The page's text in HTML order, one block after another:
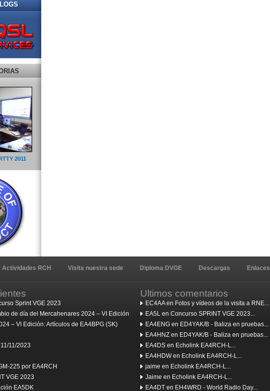
2011
Actividades RCH Visita nuestra sede Diploma DVGE Descargas Enlaces
Sprint VGE 2023
de día del Mercahenares 2024 – VI Edición
– VI Edición: Artículos de EA4BPG (SK)
11/2023
225 por EA4RCH
VGE 2023
EA5DK
Ultimos comentarios
EC4AA en Fotos y vídeos de la visita a RNE...
EA5L en Concurso SPRINT VGE 2023...
EA4ENG en ED4YAK/B - Baliza en pruebas...
EA4HNZ en ED4YAK/B - Baliza en pruebas...
EA4DS en Echolink EA4RCH-L...
EA4HDW en Echolink EA4RCH-L...
jaime en Echolink EA4RCH-L...
Jaime en Echolink EA4RCH-L...
EA4DT en EH4WRD - World Radio Day...